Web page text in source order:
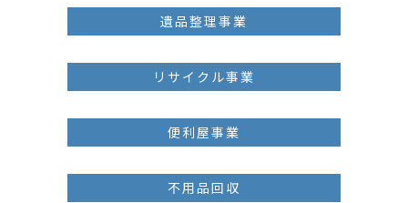
遺品整理事業
リサイクル事業
便利屋事業
不用品回収